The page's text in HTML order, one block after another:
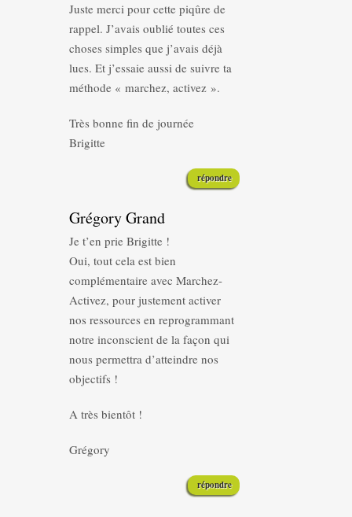
Juste merci pour cette piqûre de
rappel. J’avais oublié toutes ces
choses simples que j’avais déjà
lues. Et j’essaie aussi de suivre ta
méthode « marchez, activez ».
Très bonne fin de journée
Brigitte
répondre
Grégory Grand
Je t’en prie Brigitte !
Oui, tout cela est bien
complémentaire avec Marchez-
Activez, pour justement activer
nos ressources en reprogrammant
notre inconscient de la façon qui
nous permettra d’atteindre nos
objectifs !
A très bientôt !
Grégory
répondre